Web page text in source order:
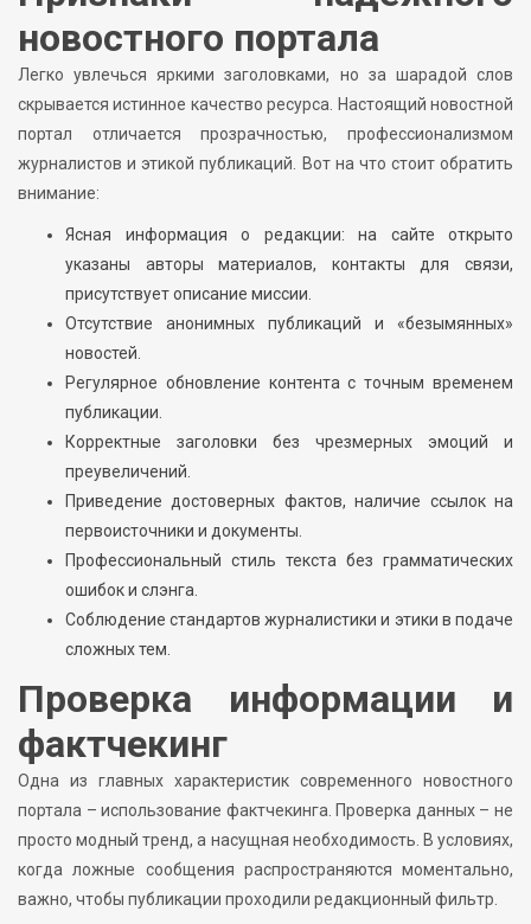
новостного портала
Легко увлечься яркими заголовками, но за шарадой слов
скрывается истинное качество ресурса. Настоящий новостной
портал отличается прозрачностью, профессионализмом
журналистов и этикой публикаций. Вот на что стоит обратить
внимание:
Ясная информация о редакции: на сайте открыто
указаны авторы материалов, контакты для связи,
присутствует описание миссии.
Отсутствие анонимных публикаций и «безымянных»
новостей.
Регулярное обновление контента с точным временем
публикации.
Корректные заголовки без чрезмерных эмоций и
преувеличений.
Приведение достоверных фактов, наличие ссылок на
первоисточники и документы.
Профессиональный стиль текста без грамматических
ошибок и слэнга.
Соблюдение стандартов журналистики и этики в подаче
сложных тем.
Проверка информации и
фактчекинг
Одна из главных характеристик современного новостного
портала – использование фактчекинга. Проверка данных – не
просто модный тренд, а насущная необходимость. В условиях,
когда ложные сообщения распространяются моментально,
важно, чтобы публикации проходили редакционный фильтр.